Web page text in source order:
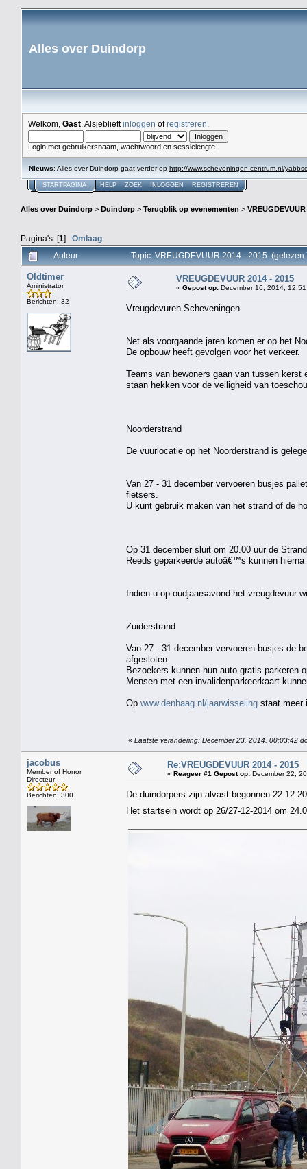
Alles over Duindorp
Welkom, Gast . Alsjeblieftinloggen ofregistreren
Login met gebruikersnaam, wachtwoord en sessielengte
Nieuws: Alles over Duindorp gaat verder op http://www.scheveningen-centrum.nl/
STARTPAGINA HELP ZOEK INLOGGEN REGISTREREN
Alles over Duindorp > Duindorp > Terugblik op evenementen >
Pagina's: [1] Omlaag
Auteur
Topic: VREUGDEVUUR 2014 - 2015 (gelezen
Oldtimer
Aministrator
Berichten: 32
VREUGDEVUUR 2014 - 2015
« Gepost op: December 16, 2014,
Vreugdevuren Scheveningen
Net als voorgaande jaren komen er op het
De opbouw heeft gevolgen voor het verkeer.
Teams van bewoners gaan van tussen
staan hekken voor de veiligheid van
Noorderstrand
De vuurlocatie op het Noorderstrand is
Van 27 - 31 december vervoeren busjes
fietsers.
U kunt gebruik maken van het strand of de
Op 31 december sluit om 20.00 uur de
Reeds geparkeerde autoâ€™s kunnen
Indien u op oudjaarsavond het vreugdevuur
Zuiderstrand
Van 27 - 31 december vervoeren busjes de
afgesloten.
Bezoekers kunnen hun auto gratis parkeren
Mensen met een invalidenparkeerkaart
Op www.denhaag.nl/jaarwisseling staat meer
« Laatste verandering: December 23, 2014, 00:03:42
jacobus
Member of Honor
Directeur
Berichten: 300
Re:VREUGDEVUUR 2014 - 2015
« Reageer #1 Gepost op: December 22,
De duindorpers zijn alvast begonnen 22-12-
Het startsein wordt op 26/27-12-2014 om